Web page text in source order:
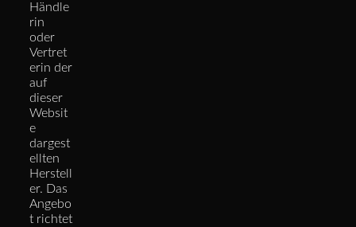
Händle
rin
oder
Vertret
erin der
auf
dieser
Websit
e
dargest
ellten
Herstell
er. Das
Angebo
t richtet